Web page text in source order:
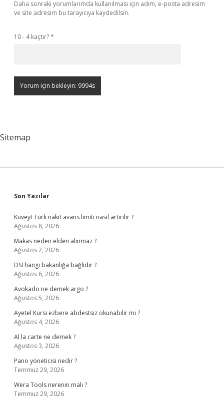
Daha sonraki yorumlarımda kullanılması için adım, e-posta adresim
ve site adresim bu tarayıcıya kaydedilsin.
10 - 4 kaçtır?*
Sitemap
Sidebar
Son Yazılar
Kuveyt Türk nakit avans limiti nasıl artırılır ?
Ağustos 8, 2026
Makas neden elden alınmaz ?
Ağustos 7, 2026
DSİ hangi bakanlığa bağlıdır ?
Ağustos 6, 2026
Avokado ne demek argo ?
Ağustos 5, 2026
Ayetel Kürsi ezbere abdestsiz okunabilir mi ?
Ağustos 4, 2026
Al la carte ne demek ?
Ağustos 3, 2026
Pano yöneticisi nedir ?
Temmuz 29, 2026
Wera Tools nerenin malı ?
Temmuz 29, 2026